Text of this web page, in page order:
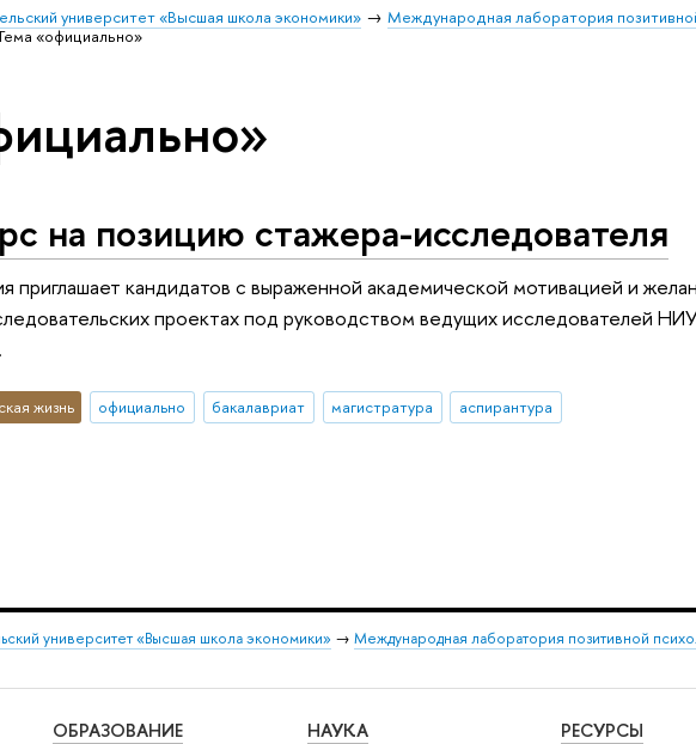
университет «Высшая школа экономики»
Международная лаборатория
«официально»
на позицию стажера-исследователя
приглашает кандидатов с выраженной академической мотивацией и
проектах под руководством ведущих исследователей
жизнь официально бакалавриат магистратура аспирантура
университет «Высшая школа экономики» → Международная лаборатория позитивной
ОБРАЗОВАНИЕ НАУКА РЕСУРСЫ